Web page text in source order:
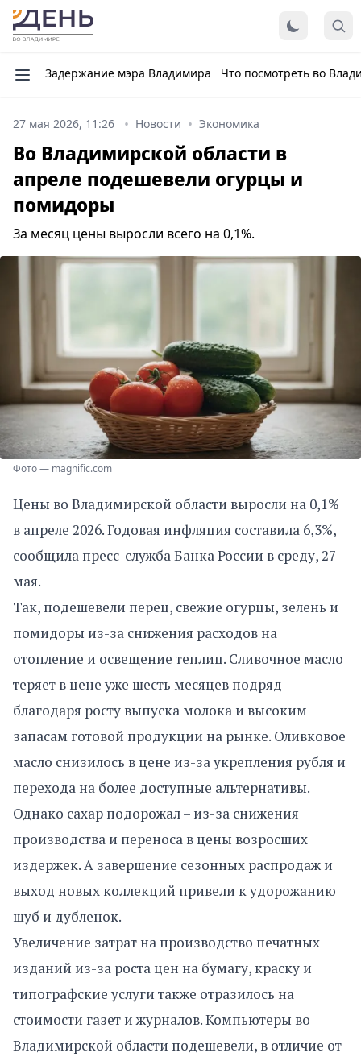
Задержание мэра Владимира Что посмотреть во
27 мая 2026, 11:26 Новости Экономика
Во Владимирской области в
апреле подешевели огурцы и
помидоры
За месяц цены выросли всего на 0,1%.
Фото — magnific.com
Цены во Владимирской области выросли на 0,1%
в апреле 2026. Годовая инфляция составила 6,3%,
сообщила пресс-служба Банка России в среду, 27
мая.
Так, подешевели перец, свежие огурцы, зелень и
помидоры из-за снижения расходов на
отопление и освещение теплиц. Сливочное масло
теряет в цене уже шесть месяцев подряд
благодаря росту выпуска молока и высоким
запасам готовой продукции на рынке. Оливковое
масло снизилось в цене из-за укрепления рубля и
перехода на более доступные альтернативы.
Однако сахар подорожал – из-за снижения
производства и переноса в цены возросших
издержек. А завершение сезонных распродаж и
выход новых коллекций привели к удорожанию
шуб и дубленок.
Увеличение затрат на производство печатных
изданий из-за роста цен на бумагу, краску и
типографские услуги также отразилось на
стоимости газет и журналов. Компьютеры во
Владимирской области подешевели, в отличие от